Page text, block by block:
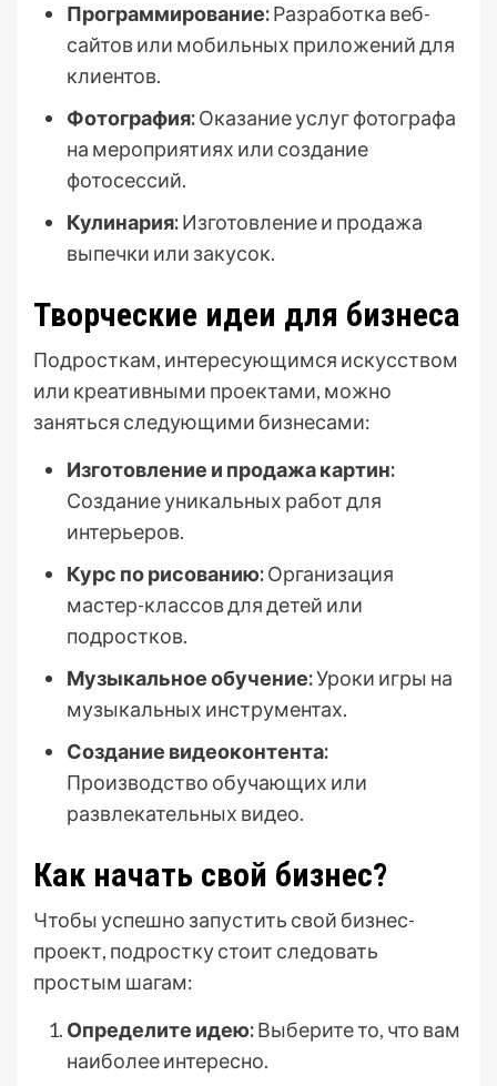
Программирование:Разработка веб-
сайтов или мобильных приложений для
клиентов.
Фотография:Оказание услуг фотографа
на мероприятиях или создание
фотосессий.
Кулинария:Изготовление и продажа
выпечки или закусок.
Творческие идеи для бизнеса
Подросткам, интересующимся искусством
или креативными проектами, можно
заняться следующими бизнесами:
Изготовление и продажа картин:
Создание уникальных работ для
интерьеров.
Курс по рисованию:Организация
мастер-классов для детей или
подростков.
Музыкальное обучение:Уроки игры на
музыкальных инструментах.
Создание видеоконтента:
Производство обучающих или
развлекательных видео.
Как начать свой бизнес?
Чтобы успешно запустить свой бизнес-
проект, подростку стоит следовать
простым шагам:
Определите идею:Выберите то, что вам
наиболее интересно.